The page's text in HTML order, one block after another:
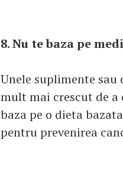
8. Nu te baza pe
Unele suplimente
mult mai crescut de a
baza pe o dieta
pentru prevenirea